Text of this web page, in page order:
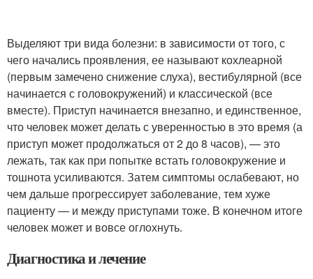
Выделяют три вида болезни: в зависимости от того, с
чего начались проявления, ее называют кохлеарной
(первым замечено снижение слуха), вестибулярной (все
начинается с головокружений) и классической (все
вместе). Приступ начинается внезапно, и единственное,
что человек может делать с уверенностью в это время (а
приступ может продолжаться от 2 до 8 часов), — это
лежать, так как при попытке встать головокружение и
тошнота усиливаются. Затем симптомы ослабевают, но
чем дальше прогрессирует заболевание, тем хуже
пациенту — и между приступами тоже. В конечном итоге
человек может и вовсе оглохнуть.
Диагностика и лечение